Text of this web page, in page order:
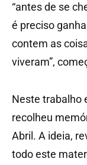
“antes de se
é preciso
contem as
viveram”,
Neste trabalho
recolheu
Abril. A ideia,
todo este